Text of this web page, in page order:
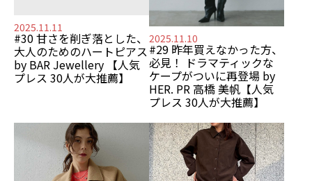
2025.11.11
#30 甘さを削ぎ落とした、
大人のためのハートピアス
by BAR Jewellery 【⼈気
プレス 30⼈が⼤推薦】
2025.11.10
#29 昨年買えなかった方、
必見！ ドラマティックな
ケープがついに再登場 by
HER. PR 高橋 美帆 【⼈気
プレス 30⼈が⼤推薦】